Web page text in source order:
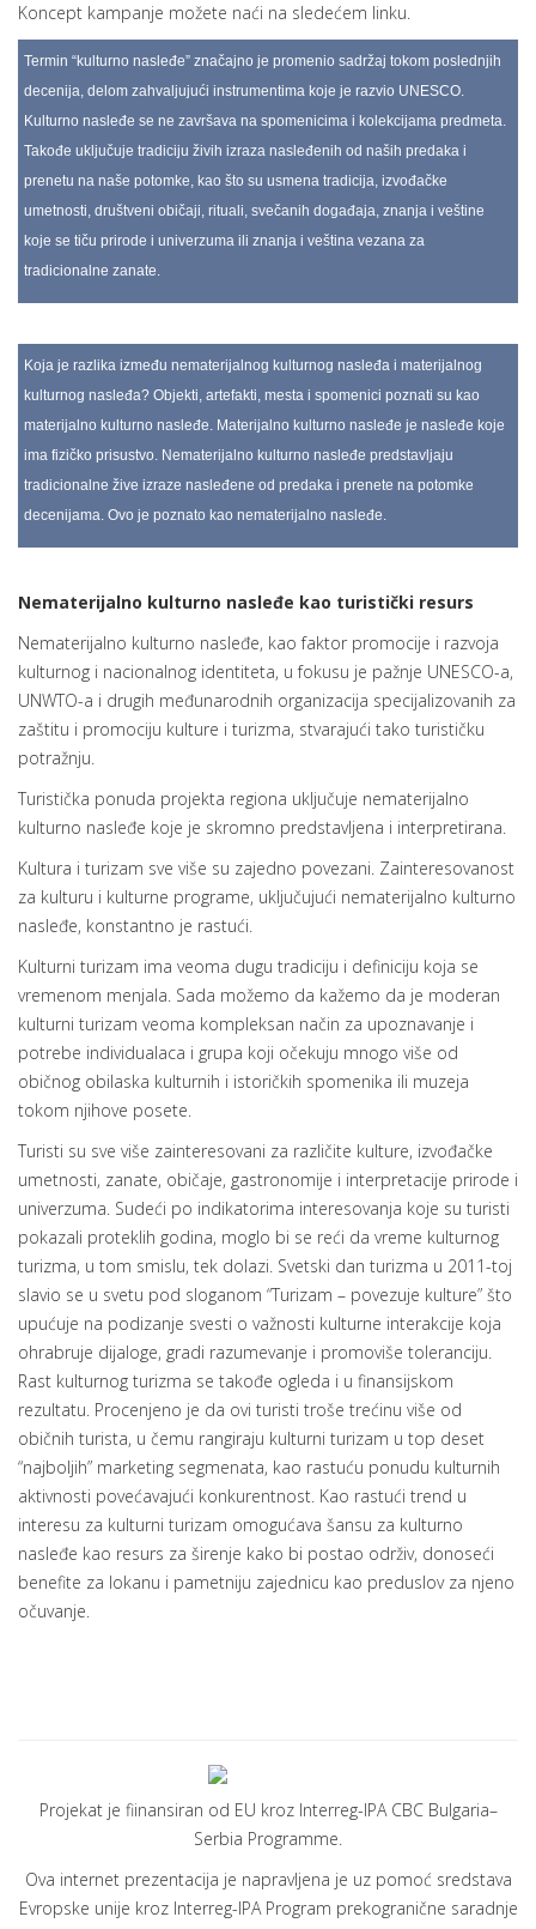
Koncept kampanje možete naći na sledećem linku.
Termin “kulturno nasleđe” značajno je promenio sadržaj tokom poslednjih
decenija, delom zahvaljujući instrumentima koje je razvio UNESCO.
Kulturno nasleđe se ne završava na spomenicima i kolekcijama predmeta.
Takođe uključuje tradiciju živih izraza nasleđenih od naših predaka i
prenetu na naše potomke, kao što su usmena tradicija, izvođačke
umetnosti, društveni običaji, rituali, svečanih događaja, znanja i veštine
koje se tiču prirode i univerzuma ili znanja i veština vezana za
tradicionalne zanate.
Koja je razlika između nematerijalnog kulturnog nasleđa i materijalnog
kulturnog nasleđa? Objekti, artefakti, mesta i spomenici poznati su kao
materijalno kulturno nasleđe. Materijalno kulturno nasleđe je nasleđe koje
ima fizičko prisustvo. Nematerijalno kulturno nasleđe predstavljaju
tradicionalne žive izraze nasleđene od predaka i prenete na potomke
decenijama. Ovo je poznato kao nematerijalno nasleđe.
Nematerijalno kulturno nasleđe kao turistički resurs
Nematerijalno kulturno nasleđe, kao faktor promocije i razvoja
kulturnog i nacionalnog identiteta, u fokusu je pažnje UNESCO-a,
UNWTO-a i drugih međunarodnih organizacija specijalizovanih za
zaštitu i promociju kulture i turizma, stvarajući tako turističku
potražnju.
Turistička ponuda projekta regiona uključuje nematerijalno
kulturno nasleđe koje je skromno predstavljena i interpretirana.
Kultura i turizam sve više su zajedno povezani. Zainteresovanost
za kulturu i kulturne programe, uključujući nematerijalno kulturno
nasleđe, konstantno je rastući.
Kulturni turizam ima veoma dugu tradiciju i definiciju koja se
vremenom menjala. Sada možemo da kažemo da je moderan
kulturni turizam veoma kompleksan način za upoznavanje i
potrebe individualaca i grupa koji očekuju mnogo više od
običnog obilaska kulturnih i istoričkih spomenika ili muzeja
tokom njihove posete.
Turisti su sve više zainteresovani za različite kulture, izvođačke
umetnosti, zanate, običaje, gastronomije i interpretacije prirode i
univerzuma. Sudeći po indikatorima interesovanja koje su turisti
pokazali proteklih godina, moglo bi se reći da vreme kulturnog
turizma, u tom smislu, tek dolazi. Svetski dan turizma u 2011-toj
slavio se u svetu pod sloganom “Turizam – povezuje kulture” što
upućuje na podizanje svesti o važnosti kulturne interakcije koja
ohrabruje dijaloge, gradi razumevanje i promoviše toleranciju.
Rast kulturnog turizma se takođe ogleda i u finansijskom
rezultatu. Procenjeno je da ovi turisti troše trećinu više od
običnih turista, u čemu rangiraju kulturni turizam u top deset
“najboljih” marketing segmenata, kao rastuću ponudu kulturnih
aktivnosti povećavajući konkurentnost. Kao rastući trend u
interesu za kulturni turizam omogućava šansu za kulturno
nasleđe kao resurs za širenje kako bi postao održiv, donoseći
benefite za lokanu i pametniju zajednicu kao preduslov za njeno
očuvanje.
Projekat je fiinansiran od EU kroz Interreg-IPA CBC Bulgaria–
Serbia Programme.
Ova internet prezentacija je napravljena je uz pomoć sredstava
Evropske unije kroz Interreg-IPA Program prekogranične saradnje